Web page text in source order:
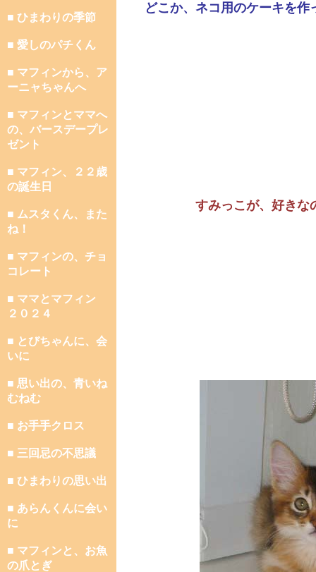
■ ひまわりの季節
■ 愛しのパチくん
■ マフィンから、ア
ーニャちゃんへ
■ マフィンとママへ
の、バースデープレ
ゼント
■ マフィン、２２歳
の誕生日
■ ムスタくん、また
ね！
■ マフィンの、チョ
コレート
■ ママとマフィン
２０２４
■ とびちゃんに、会
いに
■ 思い出の、青いね
むねむ
■ お手手クロス
■ 三回忌の不思議
■ ひまわりの思い出
■ あらんくんに会い
に
■ マフィンと、お魚
の爪とぎ
どこか、ネコ用のケーキを
すみっこが、好きな